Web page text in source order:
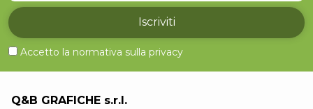
Iscriviti
Accetto la normativa sulla privacy
Q&B GRAFICHE s.r.l.